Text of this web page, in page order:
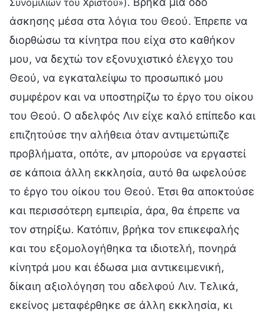
άσκησης μέσα στα λόγια του Θεού. Έπρεπε να
διορθώσω τα κίνητρα που είχα στο καθήκον
μου, να δεχτώ τον εξονυχιστικό έλεγχο του
Θεού, να εγκαταλείψω το προσωπικό μου
συμφέρον και να υποστηρίζω το έργο του οίκου
του Θεού. Ο αδελφός Λιν είχε καλό επίπεδο και
επιζητούσε την αλήθεια όταν αντιμετώπιζε
προβλήματα, οπότε, αν μπορούσε να εργαστεί
σε κάποια άλλη εκκλησία, αυτό θα ωφελούσε
το έργο του οίκου του Θεού. Έτσι θα αποκτούσε
και περισσότερη εμπειρία, άρα, θα έπρεπε να
τον στηρίξω. Κατόπιν, βρήκα τον επικεφαλής
και του εξομολογήθηκα τα ιδιοτελή, πονηρά
κίνητρά μου και έδωσα μια αντικειμενική,
δίκαιη αξιολόγηση του αδελφού Λιν. Τελικά,
εκείνος μεταφέρθηκε σε άλλη εκκλησία, κι